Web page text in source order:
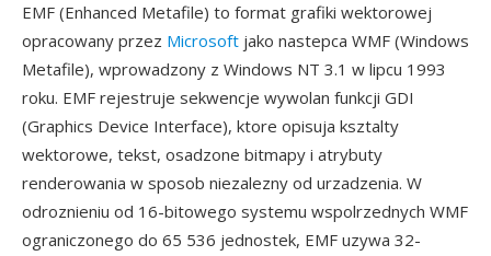
EMF (Enhanced Metafile) to format grafiki wektorowej
opracowany przez Microsoft jako nastepca WMF (Windows
Metafile), wprowadzony z Windows NT 3.1 w lipcu 1993
roku. EMF rejestruje sekwencje wywolan funkcji GDI
(Graphics Device Interface), ktore opisuja ksztalty
wektorowe, tekst, osadzone bitmapy i atrybuty
renderowania w sposob niezalezny od urzadzenia. W
odroznieniu od 16-bitowego systemu wspolrzednych WMF
ograniczonego do 65 536 jednostek, EMF uzywa 32-